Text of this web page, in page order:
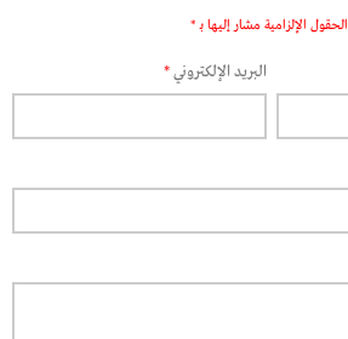
الحقول الإلزامية مشار إليها بـ *
البريد الإلكتروني*